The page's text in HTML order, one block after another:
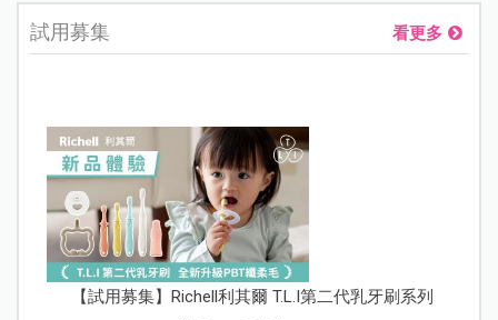
試用募集 看更多
【試用募集】Richell利其爾 T.L.I第二代乳牙刷系列